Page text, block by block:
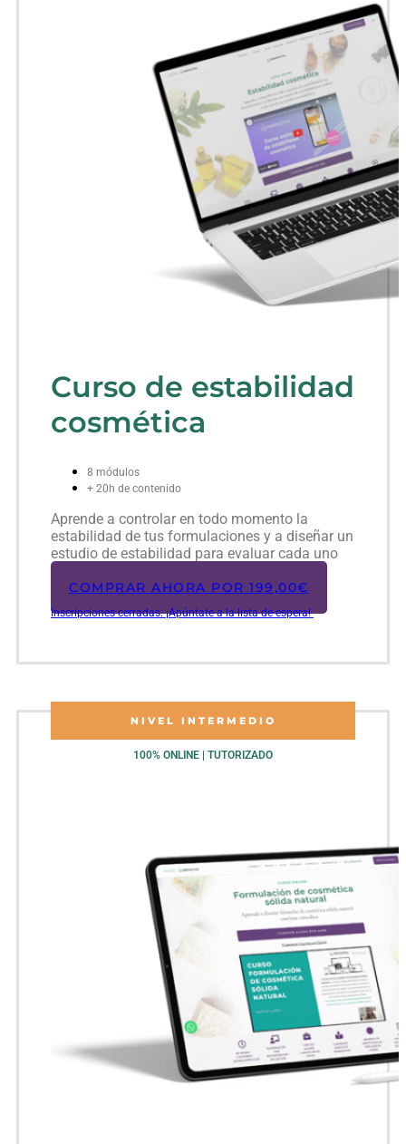
Curso de estabilidad
cosmética
8 módulos
+ 20h de contenido
Aprende a controlar en todo momento la
estabilidad de tus formulaciones y a diseñar un
estudio de estabilidad para evaluar cada uno
COMPRAR AHORA POR 199,00€
Inscripciones cerradas. ¡Apúntate a la lista de espera!
NIVEL INTERMEDIO
100% ONLINE | TUTORIZADO